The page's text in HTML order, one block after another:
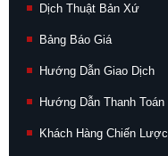
Dịch Thuật Bản Xứ
Bảng Báo Giá
Hướng Dẫn Giao Dịch
Hướng Dẫn Thanh Toán
Khách Hàng Chiến Lược